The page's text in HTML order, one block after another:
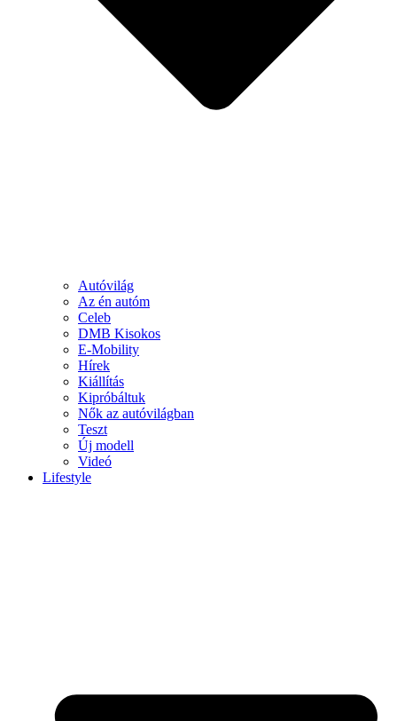
Autóvilág
Az én autóm
Celeb
DMB Kisokos
E-Mobility
Hírek
Kiállítás
Kipróbáltuk
Nők az autóvilágban
Teszt
Új modell
Videó
Lifestyle